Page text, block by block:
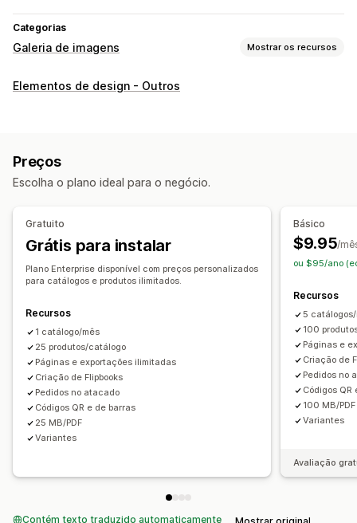
Categorias
Galeria de imagens Mostrar os recursos
Tipos de galeria
Upload em massa
Compartilhamento em redes sociais
Elementos de design - Outros
Preços
Escolha o plano ideal para o negócio.
Gratuito
Grátis para instalar
Plano Enterprise disponível com preços personalizados
para catálogos e produtos ilimitados.
Recursos
1 catálogo/mês
25 produtos/catálogo
Páginas e exportações ilimitadas
Criação de Flipbooks
Pedidos no atacado
Códigos QR e de barras
25 MB/PDF
Variantes
Básico
$9.95/
ou $95/ano
Recursos
5
100
Páginas e
Criação de
Pedidos no
Códigos QR
100 MB/PDF
Variantes
Avaliação
Contém texto traduzido automaticamente